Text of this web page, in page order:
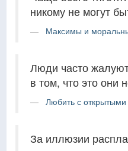
никому не могут
Максимы и
Люди часто
в том, что это они
Любить с
За иллюзии